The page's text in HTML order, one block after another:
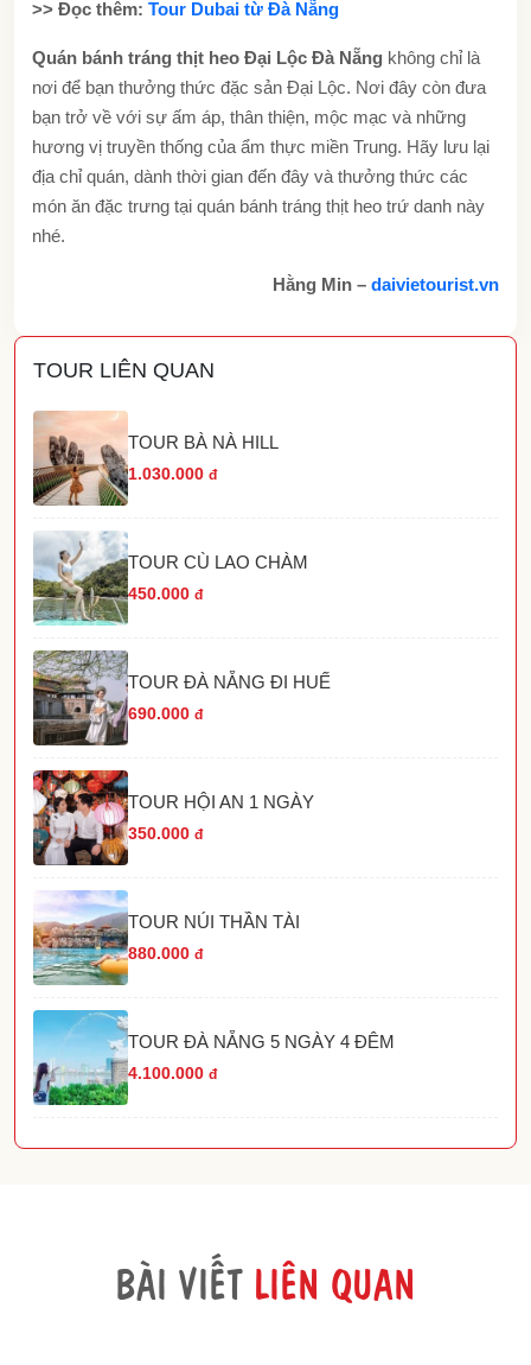
>> Đọc thêm: Tour Dubai từ Đà Nẵng
Quán bánh tráng thịt heo Đại Lộc Đà Nẵng không chỉ là
nơi để bạn thưởng thức đặc sản Đại Lộc. Nơi đây còn đưa
bạn trở về với sự ấm áp, thân thiện, mộc mạc và những
hương vị truyền thống của ẩm thực miền Trung. Hãy lưu lại
địa chỉ quán, dành thời gian đến đây và thưởng thức các
món ăn đặc trưng tại quán bánh tráng thịt heo trứ danh này
nhé.
Hằng Min – daivietourist.vn
TOUR LIÊN QUAN
TOUR BÀ NÀ HILL
1.030.000 đ
TOUR CÙ LAO CHÀM
450.000 đ
TOUR ĐÀ NẴNG ĐI HUẾ
690.000 đ
TOUR HỘI AN 1 NGÀY
350.000 đ
TOUR NÚI THẦN TÀI
880.000 đ
TOUR ĐÀ NẴNG 5 NGÀY 4 ĐÊM
4.100.000 đ
BÀI VIẾT LIÊN QUAN